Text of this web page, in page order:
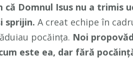
că Domnul Isus nu a trimis
sprijin. A creat echipe în
pocăința. Noi
este ea, dar fără